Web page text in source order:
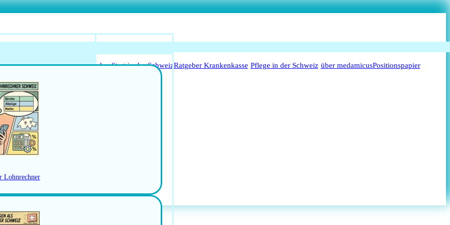
Anerkennung für ÄrzteLeitfaden Start in der SchweizRatgeber Krankenkasse Pflege in der Schweiz über medamicusPositionspapier
Arbeitsbedingungen
Jobs in der Ostschweiz
Lohnrechner